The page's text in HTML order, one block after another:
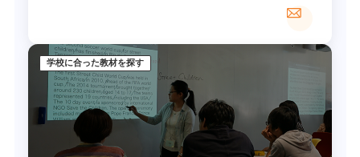
学校に合った教材を探す